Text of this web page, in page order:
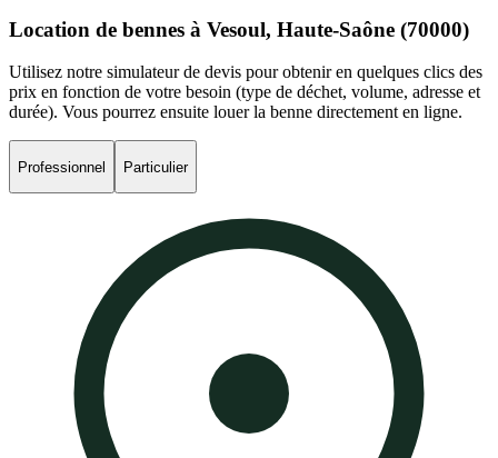
Location de bennes à Vesoul, Haute-Saône (70000)
Utilisez notre simulateur de devis pour obtenir en quelques clics des
prix en fonction de votre besoin (type de déchet, volume, adresse et
durée). Vous pourrez ensuite louer la benne directement en ligne.
Professionnel Particulier